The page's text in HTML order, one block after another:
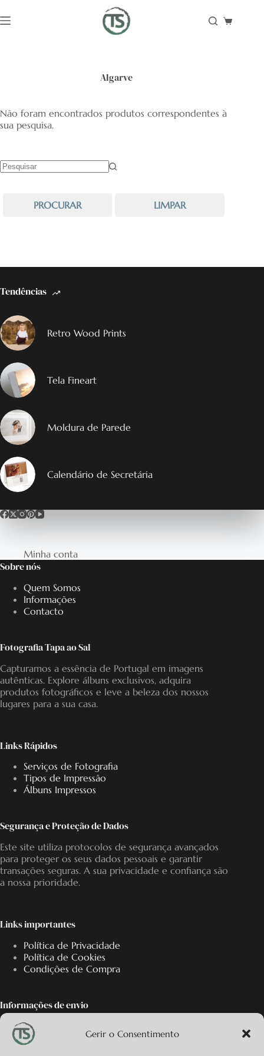
Gerir o Consentimento
para
Carrinho
Algarve
Não foram encontrados produtos correspondentes à
sua pesquisa.
PROCURAR
LIMPAR
Tendências
Retro Wood Prints
Tela Fineart
Moldura de Parede
Calendário de Secretária
Minha conta
Sobre nós
Quem Somos
Informações
Contacto
Fotografia Tapa ao Sal
Capturamos a essência de Portugal em imagens
autênticas. Explore álbuns exclusivos, adquira
produtos fotográficos e leve a beleza dos nossos
lugares para a sua casa.
Links Rápidos
Serviços de Fotografia
Tipos de Impressão
Álbuns Impressos
Segurança e Proteção de Dados
Este site utiliza protocolos de segurança avançados
para proteger os seus dados pessoais e garantir
transações seguras. A sua privacidade e confiança são
a nossa prioridade.
Links importantes
Política de Privacidade
Política de Cookies
Condições de Compra
Informações de envio
Oferecemos os portes de envio em encomendas
superiores a 50€